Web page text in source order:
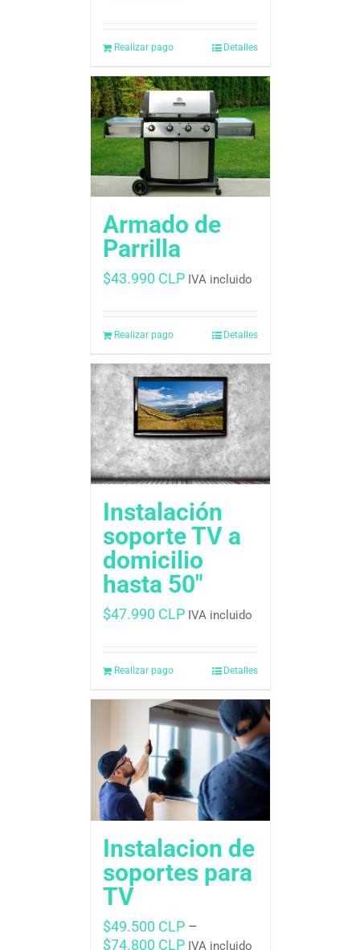
Realizar pago Detalles
Armado de
Parrilla
$43.990 CLP IVA incluido
Realizar pago Detalles
Instalación
soporte TV a
domicilio
hasta 50″
$47.990 CLP IVA incluido
Realizar pago Detalles
Instalacion de
soportes para
TV
$49.500 CLP–
$74.800 CLP IVA incluido